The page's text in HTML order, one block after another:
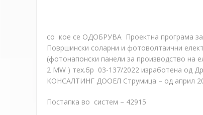
со кое се ОДОБРУВА Проектна програма за
Површински соларни и фотоволтаични
(фотонапонски панели за производство на
2 MW ) тех.бр 03-137/2022 изработена од
КОНСАЛТИНГ ДООЕЛ Струмица – од април
Постапка во систем – 42915